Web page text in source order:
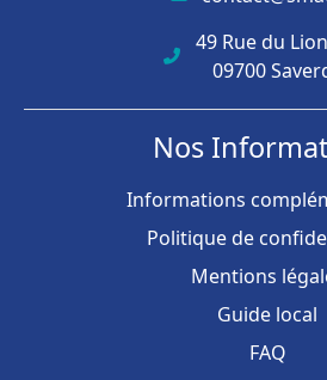
49 Rue du
09700
Nos
Informations
Politique de
Mentions
Guide local
FAQ